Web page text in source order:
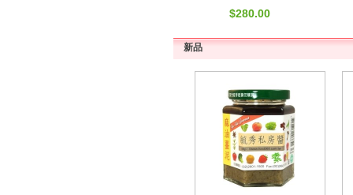
$280.00
新品